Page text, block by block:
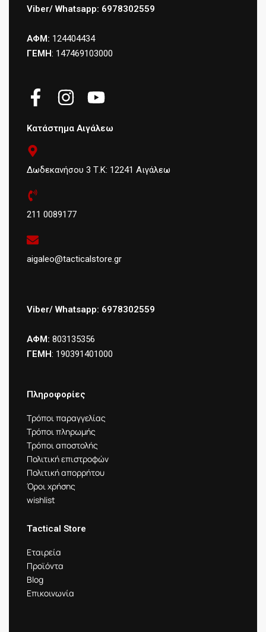
Viber/ Whatsapp: 6978302559
ΑΦΜ: 124404434
ΓΕΜΗ: 147469103000
Κατάστημα Αιγάλεω
Δωδεκανήσου 3 Τ.Κ: 12241 Αιγάλεω
211 0089177
aigaleo@tacticalstore.gr
Viber/ Whatsapp: 6978302559
ΑΦΜ: 803135356
ΓΕΜΗ: 190391401000
Πληροφορίες
Τρόποι παραγγελίας
Τρόποι πληρωμής
Τρόποι αποστολής
Πολιτική επιστροφών
Πολιτική απορρήτου
Όροι χρήσης
wishlist
Tactical Store
Εταιρεία
Προϊόντα
Blog
Επικοινωνία